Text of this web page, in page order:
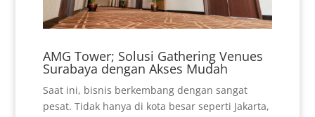
AMG Tower; Solusi Gathering Venues
Surabaya dengan Akses Mudah
Saat ini, bisnis berkembang dengan sangat
pesat. Tidak hanya di kota besar seperti Jakarta,